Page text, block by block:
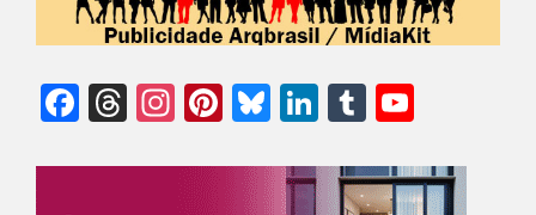
Facebook
Threads
Instagram
Pinterest
Bluesky
LinkedIn
Tumblr